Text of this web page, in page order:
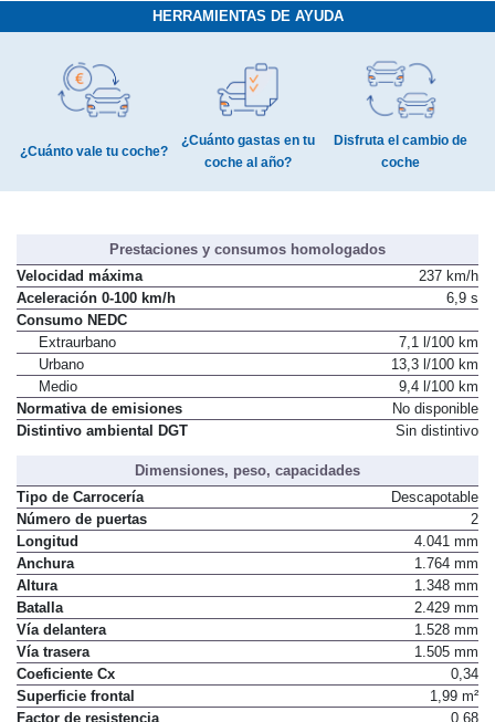
HERRAMIENTAS DE AYUDA
¿Cuánto vale tu coche?
¿Cuánto gastas en tu
coche al año?
Disfruta el cambio de
coche
Prestaciones y consumos homologados
Velocidad máxima
237 km/h
Aceleración 0-100 km/h
6,9 s
Consumo NEDC
Extraurbano
7,1 l/100 km
Urbano
13,3 l/100 km
Medio
9,4 l/100 km
Normativa de emisiones
No disponible
Distintivo ambiental DGT
Sin distintivo
Dimensiones, peso, capacidades
Tipo de Carrocería
Descapotable
Número de puertas
2
Longitud
4.041 mm
Anchura
1.764 mm
Altura
1.348 mm
Batalla
2.429 mm
Vía delantera
1.528 mm
Vía trasera
1.505 mm
Coeficiente Cx
0,34
Superficie frontal
1,99 m²
Factor de resistencia
0,68